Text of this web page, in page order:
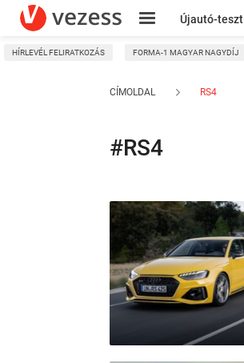
Újautó-teszt
Kresz
HÍRLEVÉL FELIRATKOZÁS FORMA-1 MAGYAR NAGYDÍJ
CÍMOLDAL RS4
#RS4